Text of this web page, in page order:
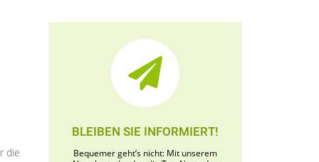
die
BLEIBEN SIE INFORMIERT!
Bequemer geht’s nicht: Mit unserem